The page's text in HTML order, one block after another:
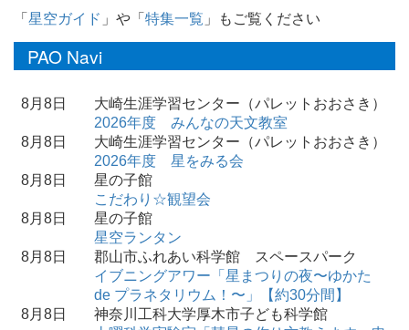
「星空ガイド 」や「特集一覧 」もご覧ください
PAO Navi